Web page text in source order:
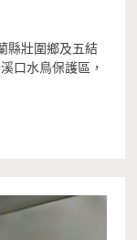
縣壯圍鄉及五結
口水鳥保護區，